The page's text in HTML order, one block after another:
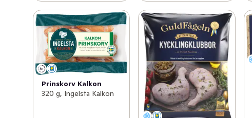
Prinskorv Kalkon
320 g, Ingelsta Kalkon